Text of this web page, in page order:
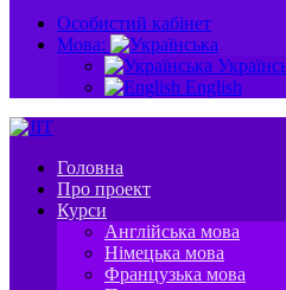
Особистий кабінет
Мова:
English
Головна
Про проект
Курси
Англійська мова
Німецька мова
Французька мова